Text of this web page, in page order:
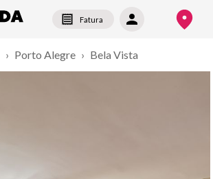
Fatura
› Porto Alegre › Bela Vista